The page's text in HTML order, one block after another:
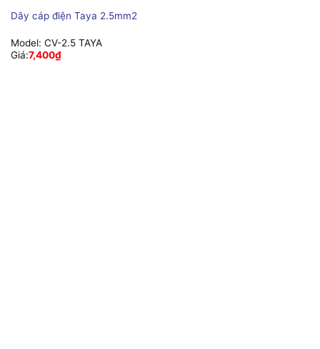
Dây cáp điện Taya 2.5mm2
Model: CV-2.5 TAYA
Giá:7,400₫